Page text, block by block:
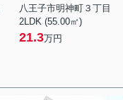
八王子市明神町３丁目
2LDK (55.00㎡)
21.3万円